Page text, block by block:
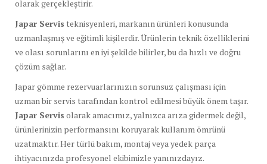
olarak gerçekleştirir.
Japar Servis teknisyenleri, markanın ürünleri konusunda
uzmanlaşmış ve eğitimli kişilerdir. Ürünlerin teknik özelliklerini
ve olası sorunlarını en iyi şekilde bilirler, bu da hızlı ve doğru
çözüm sağlar.
Japar gömme rezervuarlarınızın sorunsuz çalışması için
uzman bir servis tarafından kontrol edilmesi büyük önem taşır.
Japar Servis olarak amacımız, yalnızca arıza gidermek değil,
ürünlerinizin performansını koruyarak kullanım ömrünü
uzatmaktır. Her türlü bakım, montaj veya yedek parça
ihtiyacınızda profesyonel ekibimizle yanınızdayız.